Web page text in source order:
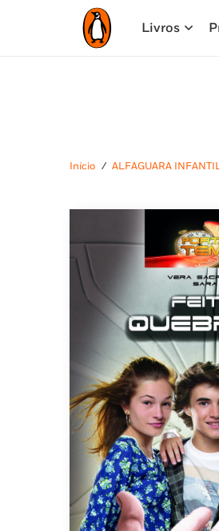
Livros
Início / ALFAGUARA